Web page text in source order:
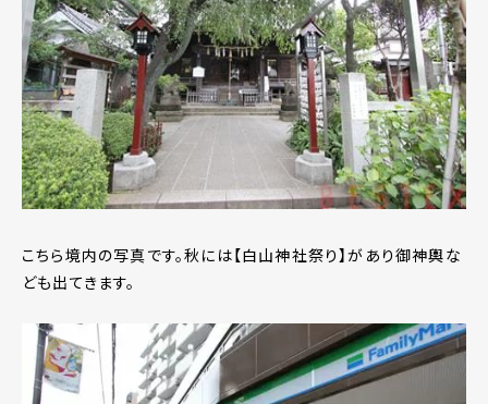
こちら境内の写真です。秋には【白山神社祭り】があり御神輿な
ども出てきます。